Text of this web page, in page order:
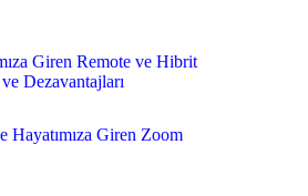
Giren Remote ve Hibrit
Dezavantajları
Hayatımıza Giren Zoom